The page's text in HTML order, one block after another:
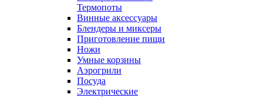
Термопоты
Винные аксессуары
Блендеры и миксеры
Приготовление пищи
Ножи
Умные корзины
Аэрогрили
Посуда
Электрические